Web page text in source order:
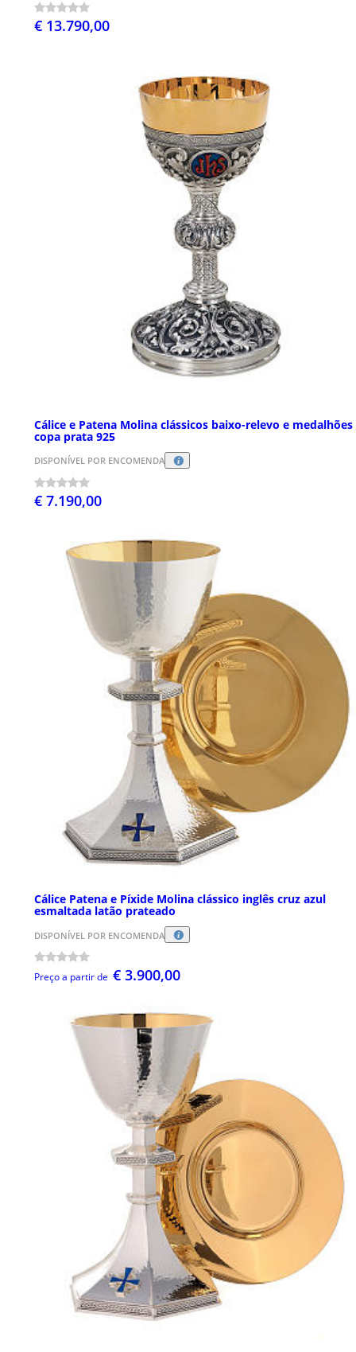
€ 13.790,00
Cálice e Patena Molina clássicos baixo-relevo e medalhões
copa prata 925
DISPONÍVEL POR ENCOMENDA
€ 7.190,00
Cálice Patena e Píxide Molina clássico inglês cruz azul
esmaltada latão prateado
DISPONÍVEL POR ENCOMENDA
Preço a partir de € 3.900,00